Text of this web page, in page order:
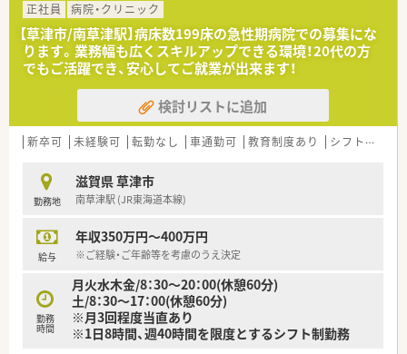
正社員
病院・クリニック
【草津市/南草津駅】病床数199床の急性期病院での募集にな
ります。業務幅も広くスキルアップできる環境！20代の方
でもご活躍でき、安心してご就業が出来ます！
検討リストに追加
新卒可 未経験可 転勤なし 車通勤可 教育制度あり シフト制
勤務地
滋賀県 草津市
南草津駅 (JR東海道本線)
給与
年収350万円～400万円
※ご経験・ご年齢等を考慮のうえ決定
勤務
時間
月火水木金/8：30～20：00(休憩60分)
土/8：30～17：00(休憩60分)
※月3回程度当直あり
※1日8時間、週40時間を限度とするシフト制勤務